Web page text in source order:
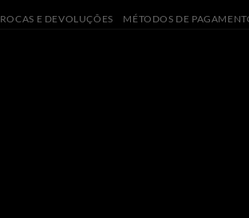
E DEVOLUÇÕES MÉTODOS DE